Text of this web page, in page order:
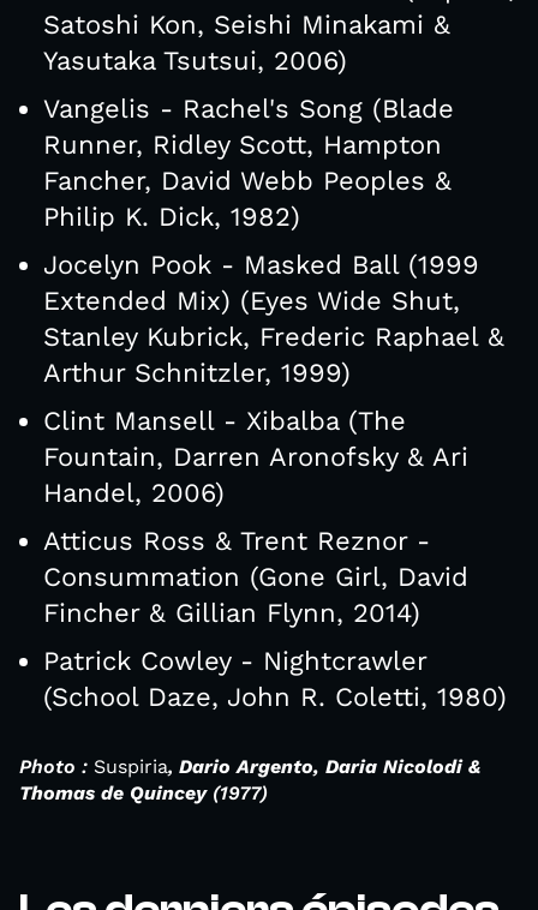
Satoshi Kon, Seishi Minakami &
Yasutaka Tsutsui, 2006)
Vangelis - Rachel's Song (Blade
Runner, Ridley Scott, Hampton
Fancher, David Webb Peoples &
Philip K. Dick, 1982)
Jocelyn Pook - Masked Ball (1999
Extended Mix) (Eyes Wide Shut,
Stanley Kubrick, Frederic Raphael &
Arthur Schnitzler, 1999)
Clint Mansell - Xibalba (The
Fountain, Darren Aronofsky & Ari
Handel, 2006)
Atticus Ross & Trent Reznor -
Consummation (Gone Girl, David
Fincher & Gillian Flynn, 2014)
Patrick Cowley - Nightcrawler
(School Daze, John R. Coletti, 1980)
Photo : Suspiria, Dario Argento, Daria Nicolodi &
Thomas de Quincey(1977)